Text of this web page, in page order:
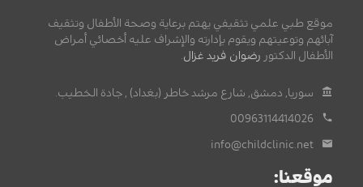
موقع طبي علمي تثقيفي يهتم برعاية وصحة الأطفال وتثقيف
آبائهم وتوعيتهم ويقوم بإدارته والإشراف عليه أخصائي أمراض
الأطفال الدكتور رضوان فريد غزال
سوريا, دمشق, شارع مرشد خاطر (بغداد) , جادة الخطيب.
00963114414026
info@childclinic.net
موقعنا: